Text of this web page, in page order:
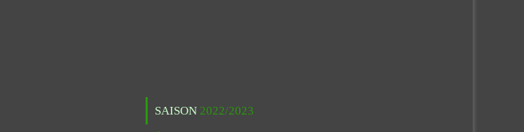
SAISON 2022/2023